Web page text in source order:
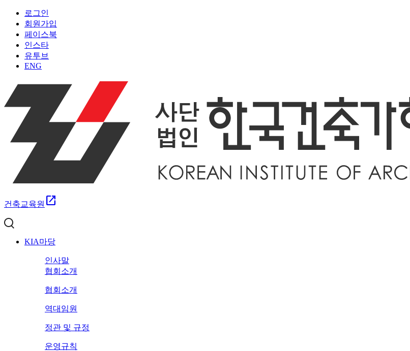
로그인
회원가입
페이스북
인스타
유투브
ENG
건축교육원 open_in_new
KIA마당
인사말
협회소개
협회소개
역대임원
정관 및 규정
운영규칙